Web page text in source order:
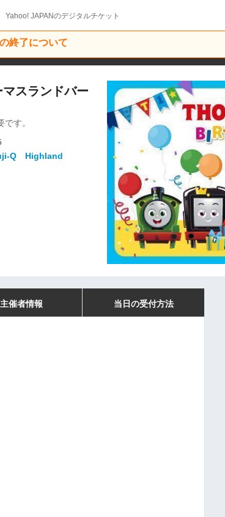
JAPANのデジタルチケット
終了について
マスランドバー
す。
Q Highland
主催者情報 当日の受付方法